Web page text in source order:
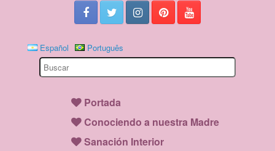
Español
Português
Search
for:
Portada
Conociendo a nuestra Madre
Sanación Interior